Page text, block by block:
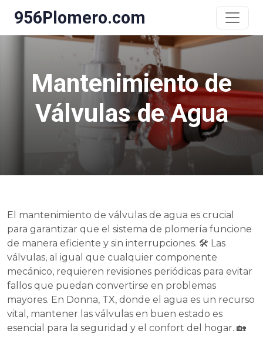
956Plomero.com
Mantenimiento de
Válvulas de Agua
El mantenimiento de válvulas de agua es crucial
para garantizar que el sistema de plomería funcione
de manera eficiente y sin interrupciones. 🛠️ Las
válvulas, al igual que cualquier componente
mecánico, requieren revisiones periódicas para evitar
fallos que puedan convertirse en problemas
mayores. En Donna, TX, donde el agua es un recurso
vital, mantener las válvulas en buen estado es
esencial para la seguridad y el confort del hogar. 🏡